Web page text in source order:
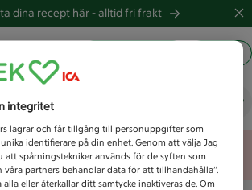
dina recept här -alltid fri frakt
du efter idag?
Unknown error
integritet
lagrar och får tillgång till personuppgifter som
identifierare på din enhet. Genom att välja Jag
att spårningstekniker används för de syften som
våra partners behandlar data för att tillhandahålla”.
eller återkallar ditt samtycke inaktiveras de. Om